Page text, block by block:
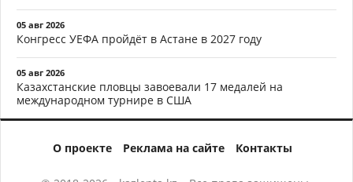
05 авг 2026
Конгресс УЕФА пройдёт в Астане в 2027 году
05 авг 2026
Казахстанские пловцы завоевали 17 медалей на
международном турнире в США
О проекте Реклама на сайте Контакты